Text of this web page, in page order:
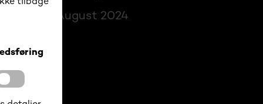
| August 2024